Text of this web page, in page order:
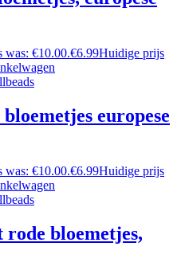
was: €10.00.€6.99Huidige prijs
europese
was: €10.00.€6.99Huidige prijs
bloemetjes,